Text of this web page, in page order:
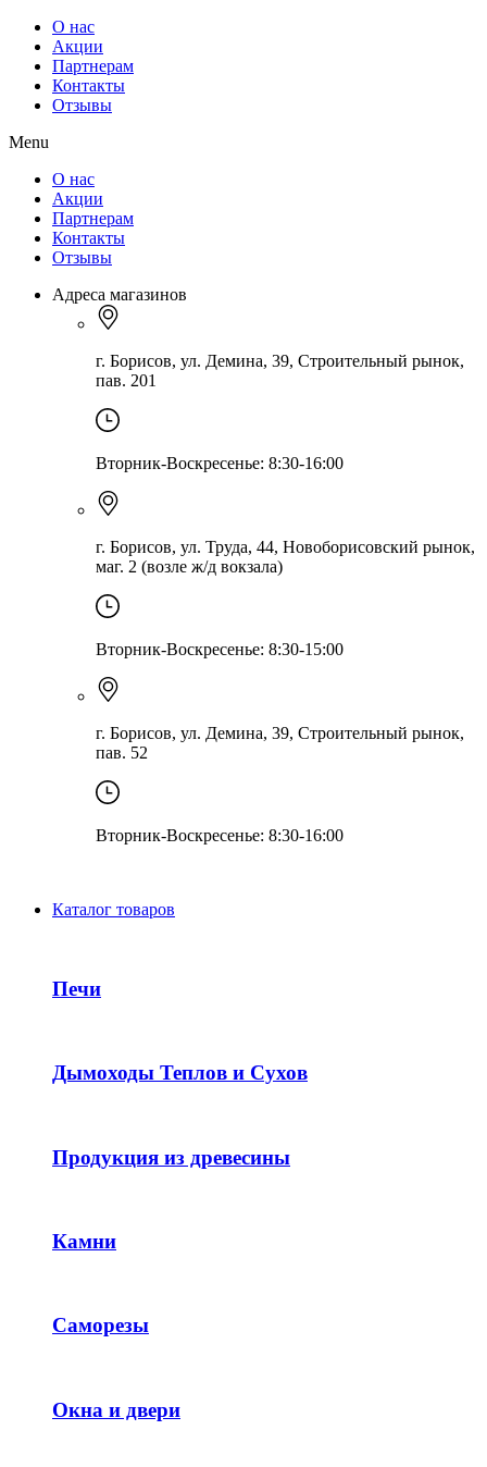
О нас
Акции
Партнерам
Контакты
Отзывы
Menu
О нас
Акции
Партнерам
Контакты
Отзывы
Адреса магазинов
г. Борисов, ул. Демина, 39, Строительный рынок,
пав. 201
Вторник-Воскресенье: 8:30-16:00
г. Борисов, ул. Труда, 44, Новоборисовский рынок,
маг. 2 (возле ж/д вокзала)
Вторник-Воскресенье: 8:30-15:00
г. Борисов, ул. Демина, 39, Строительный рынок,
пав. 52
Вторник-Воскресенье: 8:30-16:00
Каталог товаров
Печи
Дымоходы Теплов и Сухов
Продукция из древесины
Камни
Саморезы
Окна и двери